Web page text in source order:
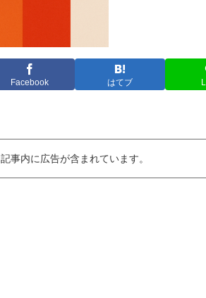
Facebook はてブ
記事内に広告が含まれています。